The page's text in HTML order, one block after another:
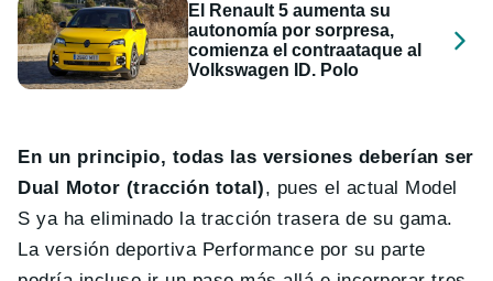
El Renault 5 aumenta su
autonomía por sorpresa,
comienza el contraataque al
Volkswagen ID. Polo
En un principio, todas las versiones deberían ser
Dual Motor (tracción total), pues el actual Model
S ya ha eliminado la tracción trasera de su gama.
La versión deportiva Performance por su parte